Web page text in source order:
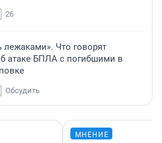
26
лежаками». Что говорят
атаке БПЛА с погибшими в
Обсудить
МНЕНИЕ